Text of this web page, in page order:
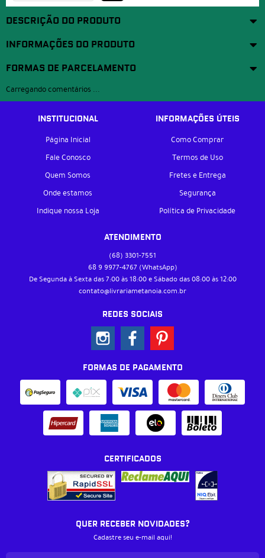
DESCRIÇÃO DO PRODUTO
INFORMAÇÕES DO PRODUTO
FORMAS DE PARCELAMENTO
Carregando comentários ...
INSTITUCIONAL
Página Inicial
Fale Conosco
Quem Somos
Onde estamos
Indique nossa Loja
INFORMAÇÕES ÚTEIS
Como Comprar
Termos de Uso
Fretes e Entrega
Segurança
Política de Privacidade
ATENDIMENTO
(68) 3301-7551
68 9 9977-4767 (WhatsApp)
De Segunda à Sexta das 7:00 às 18:00 e Sábado das 08:00 às 12:00
contato@livrariametanoia.com.br
REDES SOCIAIS
FORMAS DE PAGAMENTO
CERTIFICADOS
QUER RECEBER NOVIDADES?
Cadastre seu e-mail aqui!